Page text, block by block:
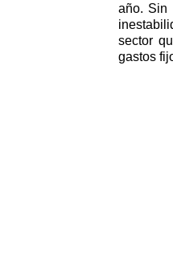
año. Sin
sector
gastos